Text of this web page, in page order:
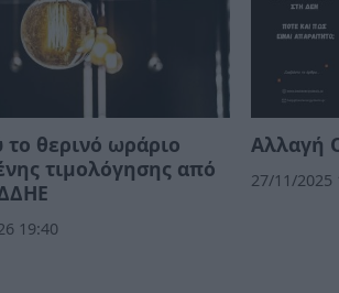
το θερινό ωράριο
τιμολόγησης από
19:40
Αλλαγή
27/11/2025